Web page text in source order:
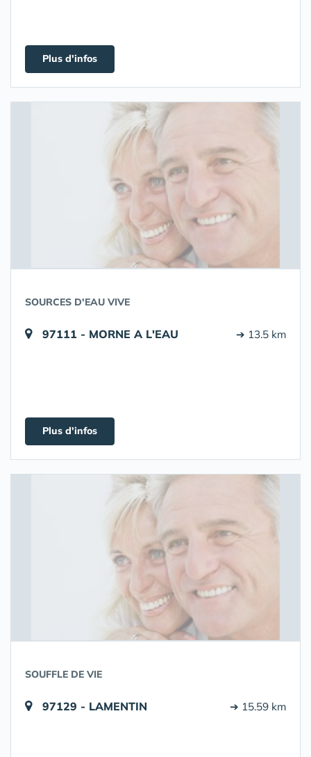
Plus d'infos
SOURCES D'EAU VIVE
97111 - MORNE A L'EAU ➔ 13.5 km
Plus d'infos
SOUFFLE DE VIE
97129 - LAMENTIN ➔ 15.59 km